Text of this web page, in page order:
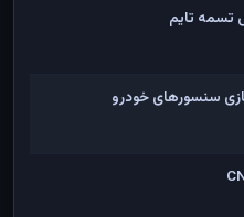
تایم
سنسورهای خودرو